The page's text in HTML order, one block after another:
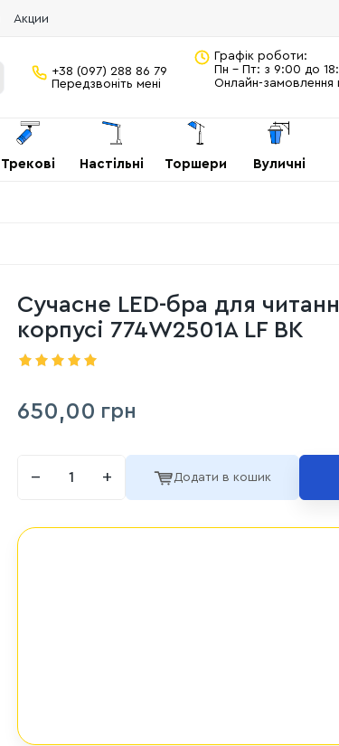
Акции
+38 (097) 288 86 79
Передзвоніть мені
Графік роботи:
Пн - Пт: з 9:00 до
Онлайн-
Трекові Настільні Торшери Вуличні
Сучасне LED-бра для
корпусі 774W2501A LF BK
650,00 грн
− + Додати в кошик